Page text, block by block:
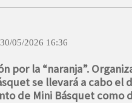
05/2026 16:36
por la “naranja”.
se llevará a cabo el
de Mini Básquet como